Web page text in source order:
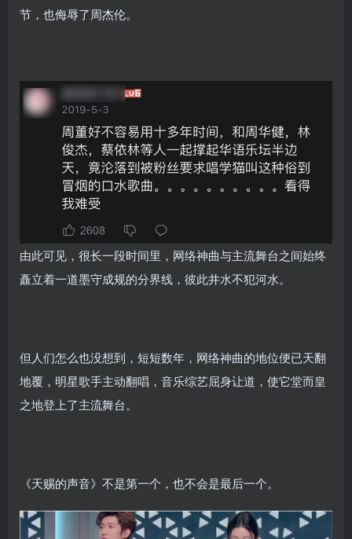
节，也侮辱了周杰伦。
由此可见，很长一段时间里，网络神曲与主流舞台之间始终
矗立着一道墨守成规的分界线，彼此井水不犯河水。
但人们怎么也没想到，短短数年，网络神曲的地位便已天翻
地覆，明星歌手主动翻唱，音乐综艺屈身让道，使它堂而皇
之地登上了主流舞台。
《天赐的声音》不是第一个，也不会是最后一个。